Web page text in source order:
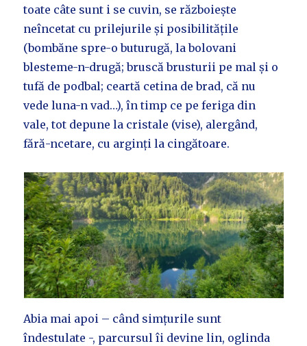
toate câte sunt i se cuvin, se războiește
neîncetat cu prilejurile și posibilitățile
(bombăne spre-o buturugă, la bolovani
blesteme-n-drugă; bruscă brusturii pe mal și o
tufă de podbal; ceartă cetina de brad, că nu
vede luna-n vad…), în timp ce pe feriga din
vale, tot depune la cristale (vise), alergând,
fără-ncetare, cu arginți la cingătoare.
Abia mai apoi – când simțurile sunt
îndestulate -, parcursul îi devine lin, oglinda